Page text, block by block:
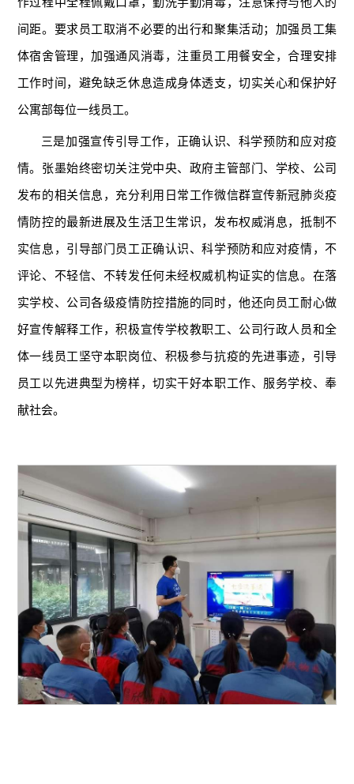
作过程中全程佩戴口罩，勤洗手勤消毒，注意保持与他人的
间距。要求员工取消不必要的出行和聚集活动；加强员工集
体宿舍管理，加强通风消毒，注重员工用餐安全，合理安排
工作时间，避免缺乏休息造成身体透支，切实关心和保护好
公寓部每位一线员工。
三是加强宣传引导工作，正确认识、科学预防和应对疫
情。张墨始终密切关注党中央、政府主管部门、学校、公司
发布的相关信息，充分利用日常工作微信群宣传新冠肺炎疫
情防控的最新进展及生活卫生常识，发布权威消息，抵制不
实信息，引导部门员工正确认识、科学预防和应对疫情，不
评论、不轻信、不转发任何未经权威机构证实的信息。在落
实学校、公司各级疫情防控措施的同时，他还向员工耐心做
好宣传解释工作，积极宣传学校教职工、公司行政人员和全
体一线员工坚守本职岗位、积极参与抗疫的先进事迹，引导
员工以先进典型为榜样，切实干好本职工作、服务学校、奉
献社会。